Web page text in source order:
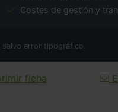
Costes de gestión y
salvo error tipográfico.
ficha